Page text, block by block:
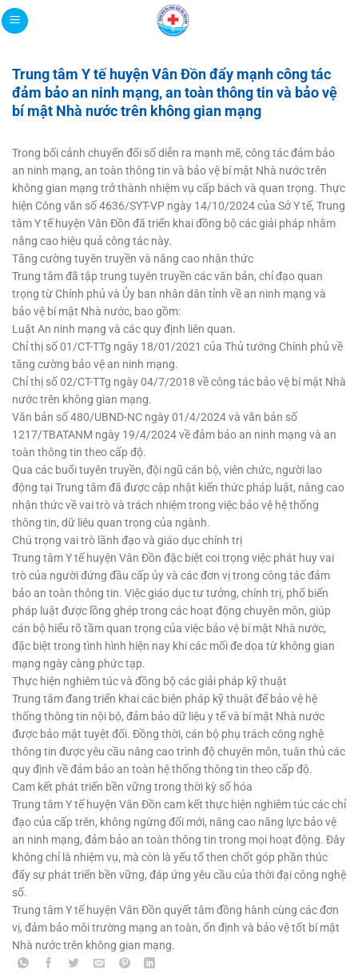
Bỏ
qua
dung
Trung tâm Y tế huyện Vân Đồn đẩy mạnh công tác
đảm bảo an ninh mạng, an toàn thông tin và bảo vệ
bí mật Nhà nước trên không gian mạng
Trong bối cảnh chuyển đổi số diễn ra mạnh mẽ, công tác đảm bảo
an ninh mạng, an toàn thông tin và bảo vệ bí mật Nhà nước trên
không gian mạng trở thành nhiệm vụ cấp bách và quan trọng. Thực
hiện Công văn số 4636/SYT-VP ngày 14/10/2024 của Sở Y tế, Trung
tâm Y tế huyện Vân Đồn đã triển khai đồng bộ các giải pháp nhằm
nâng cao hiệu quả công tác này.
Tăng cường tuyên truyền và nâng cao nhận thức
Trung tâm đã tập trung tuyên truyền các văn bản, chỉ đạo quan
trọng từ Chính phủ và Ủy ban nhân dân tỉnh về an ninh mạng và
bảo vệ bí mật Nhà nước, bao gồm:
Luật An ninh mạng và các quy định liên quan.
Chỉ thị số 01/CT-TTg ngày 18/01/2021 của Thủ tướng Chính phủ về
tăng cường bảo vệ an ninh mạng.
Chỉ thị số 02/CT-TTg ngày 04/7/2018 về công tác bảo vệ bí mật Nhà
nước trên không gian mạng.
Văn bản số 480/UBND-NC ngày 01/4/2024 và văn bản số
1217/TBATANM ngày 19/4/2024 về đảm bảo an ninh mạng và an
toàn thông tin theo cấp độ.
Qua các buổi tuyên truyền, đội ngũ cán bộ, viên chức, người lao
động tại Trung tâm đã được cập nhật kiến thức pháp luật, nâng cao
nhận thức về vai trò và trách nhiệm trong việc bảo vệ hệ thống
thông tin, dữ liệu quan trọng của ngành.
Chú trọng vai trò lãnh đạo và giáo dục chính trị
Trung tâm Y tế huyện Vân Đồn đặc biệt coi trọng việc phát huy vai
trò của người đứng đầu cấp ủy và các đơn vị trong công tác đảm
bảo an toàn thông tin. Việc giáo dục tư tưởng, chính trị, phổ biến
pháp luật được lồng ghép trong các hoạt động chuyên môn, giúp
cán bộ hiểu rõ tầm quan trọng của việc bảo vệ bí mật Nhà nước,
đặc biệt trong tình hình hiện nay khi các mối đe dọa từ không gian
mạng ngày càng phức tạp.
Thực hiện nghiêm túc và đồng bộ các giải pháp kỹ thuật
Trung tâm đang triển khai các biện pháp kỹ thuật để bảo vệ hệ
thống thông tin nội bộ, đảm bảo dữ liệu y tế và bí mật Nhà nước
được bảo mật tuyệt đối. Đồng thời, cán bộ phụ trách công nghệ
thông tin được yêu cầu nâng cao trình độ chuyên môn, tuân thủ các
quy định về đảm bảo an toàn hệ thống thông tin theo cấp độ.
Cam kết phát triển bền vững trong thời kỳ số hóa
Trung tâm Y tế huyện Vân Đồn cam kết thực hiện nghiêm túc các chỉ
đạo của cấp trên, không ngừng đổi mới, nâng cao năng lực bảo vệ
an ninh mạng, đảm bảo an toàn thông tin trong mọi hoạt động. Đây
không chỉ là nhiệm vụ, mà còn là yếu tố then chốt góp phần thúc
đẩy sự phát triển bền vững, đáp ứng yêu cầu của thời đại công nghệ
số.
Trung tâm Y tế huyện Vân Đồn quyết tâm đồng hành cùng các đơn
vị, đảm bảo môi trường mạng an toàn, ổn định và bảo vệ tốt bí mật
Nhà nước trên không gian mạng.